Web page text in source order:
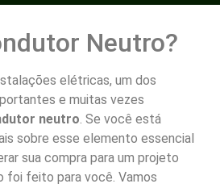
Neutro?
elétricas, um dos
e muitas vezes
neutro. Se você está
sobre esse elemento essencial
sua compra para um projeto
feito para você. Vamos